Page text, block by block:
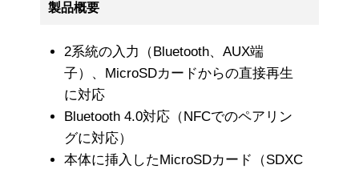
製品概要
2系統の入力（Bluetooth、AUX端
子）、MicroSDカードからの直接再生
に対応
Bluetooth 4.0対応（NFCでのペアリン
グに対応）
本体に挿入したMicroSDカード（SDXC